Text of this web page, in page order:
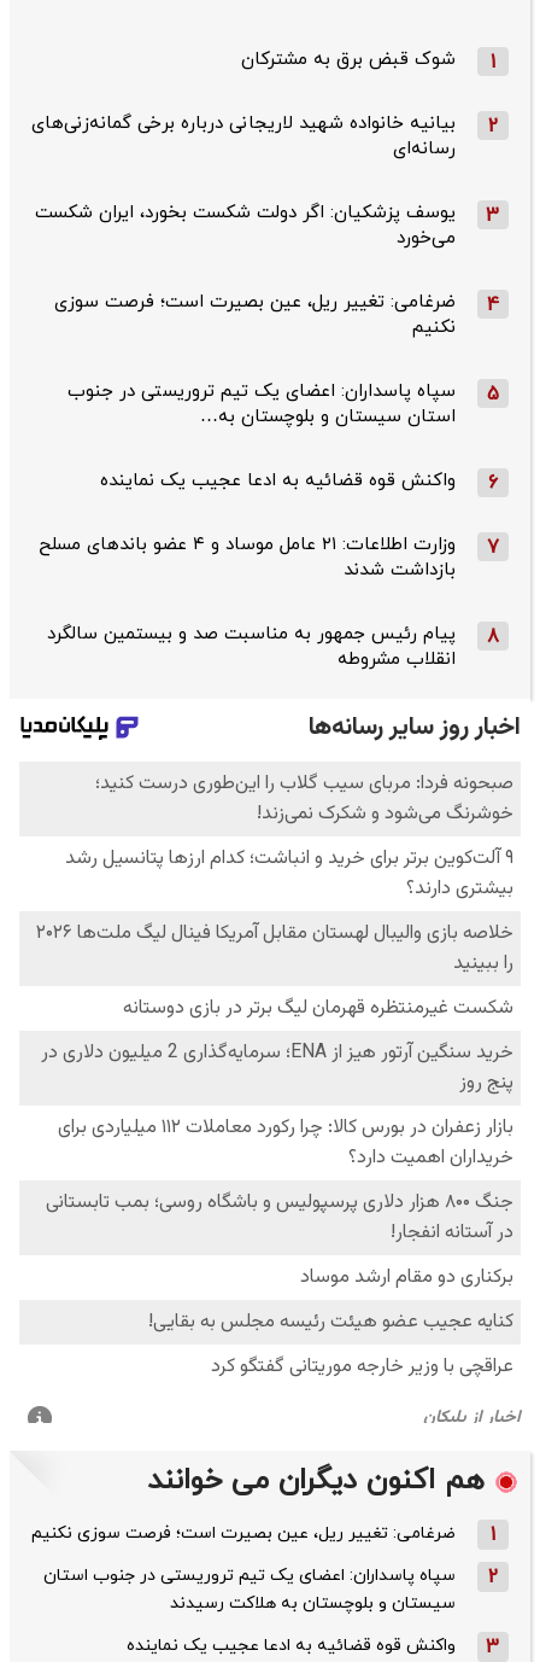
1 شوک قبض برق به مشترکان
2
بیانیه خانواده شهید لاریجانی درباره برخی گمانه‌زنی‌های
رسانه‌ای
3
یوسف پزشکیان: اگر دولت شکست بخورد، ایران شکست
می‌خورد
4
ضرغامی: تغییر ریل، عین بصیرت است؛ فرصت سوزی
نکنیم
5
سپاه پاسداران: اعضای یک تیم تروریستی در جنوب
استان سیستان و بلوچستان به…
6 واکنش قوه قضائیه به ادعا عجیب یک نماینده
7
وزارت اطلاعات: ۲۱ عامل موساد و ۴ عضو باندهای مسلح
بازداشت شدند
8
پیام رئیس جمهور به مناسبت صد و بیستمین سالگرد
انقلاب مشروطه
هم اکنون دیگران می خوانند
1 ضرغامی: تغییر ریل، عین بصیرت است؛ فرصت سوزی نکنیم
2
سپاه پاسداران: اعضای یک تیم تروریستی در جنوب استان
سیستان و بلوچستان به هلاکت رسیدند
3 واکنش قوه قضائیه به ادعا عجیب یک نماینده